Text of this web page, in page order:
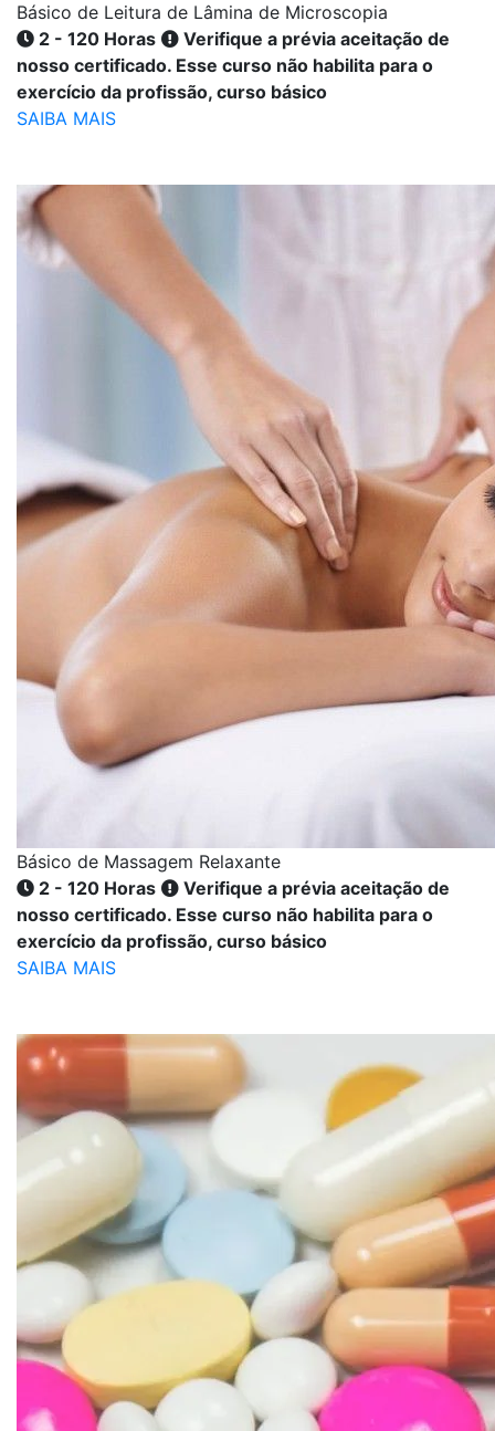
Básico de Leitura de Lâmina de Microscopia
2 - 120 Horas
Verifique a prévia aceitação de
nosso certificado. Esse curso não habilita para o
exercício da profissão, curso básico
SAIBA MAIS
Básico de Massagem Relaxante
2 - 120 Horas
Verifique a prévia aceitação de
nosso certificado. Esse curso não habilita para o
exercício da profissão, curso básico
SAIBA MAIS